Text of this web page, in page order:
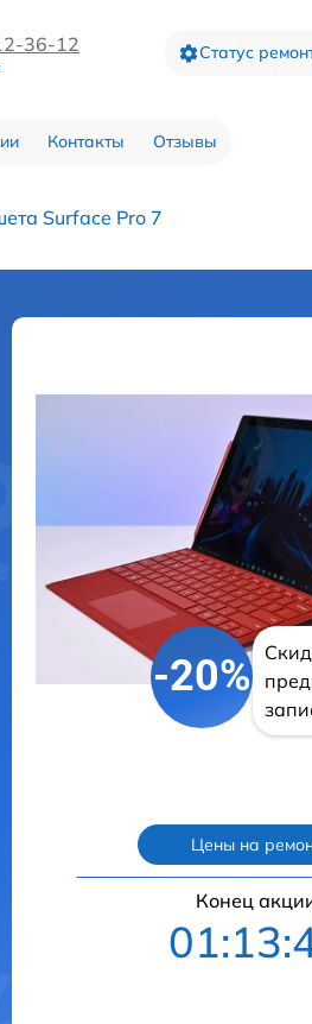
36-12 Статус
Контакты Отзывы
Surface Pro 7
-20%
Цены на
Конец